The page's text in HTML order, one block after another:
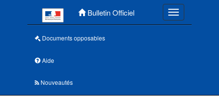
Bulletin Officiel Toggle
Documents opposables
Aide
Nouveautés